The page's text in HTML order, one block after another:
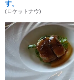
す。
(ロケットナウ)